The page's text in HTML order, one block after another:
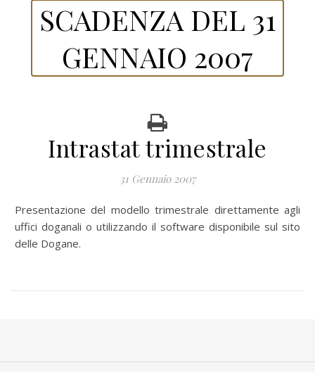
SCADENZA DEL 31
GENNAIO 2007
Intrastat trimestrale
31 Gennaio 2007
Presentazione del modello trimestrale direttamente agli
uffici doganali o utilizzando il software disponibile sul sito
delle Dogane.